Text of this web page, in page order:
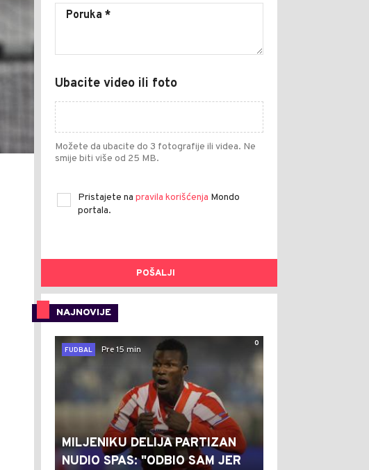
Ubacite video ili foto
Možete da ubacite do 3 fotografije ili videa. Ne
smije biti više od 25 MB.
Pristajete na pravila korišćenja Mondo
portala.
POŠALJI
NAJNOVIJE
0
FUDBAL
Pre 15 min
MILJENIKU DELIJA PARTIZAN
NUDIO SPAS: "ODBIO SAM JER